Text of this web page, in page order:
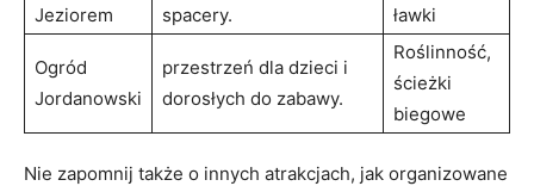
Jeziorem
spacery.
ławki
Ogród
Jordanowski
przestrzeń dla dzieci i
dorosłych do zabawy.
Roślinność,
ścieżki
biegowe
Nie zapomnij także o innych atrakcjach, jak organizowane